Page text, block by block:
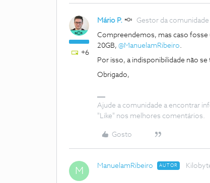
+6
Mário P. Gestor da comunidade
Compreendemos, mas caso fosse
20GB, ​ @ManuelamRibeiro.
Por isso, a indisponibilidade não
Obrigado,
Ajude a comunidade a encontrar
"Like" nos melhores comentários.
Gosto
M ManuelamRibeiro AUTOR